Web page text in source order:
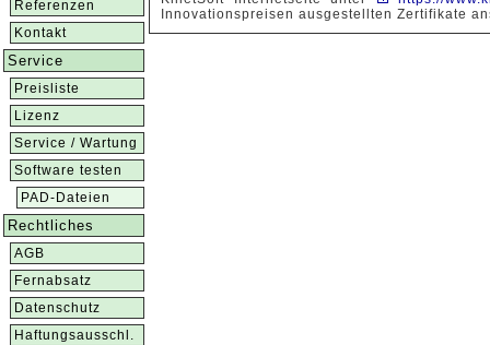
Referenzen
Kontakt
Service
Preisliste
Lizenz
Service / Wartung
Software testen
PAD-Dateien
Rechtliches
AGB
Fernabsatz
Datenschutz
Haftungsausschl.
Innovationspreisen ausgestellten Zertifikate